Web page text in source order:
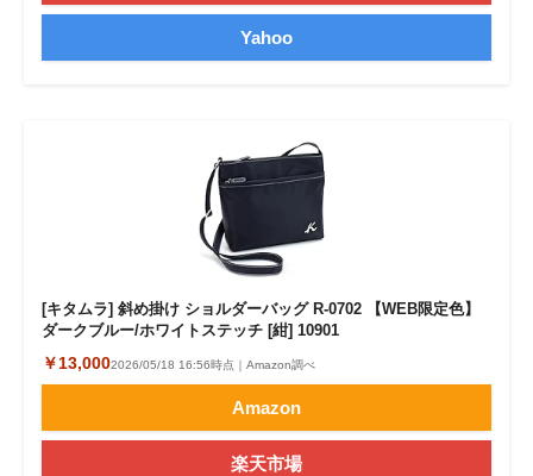
Yahoo
[キタムラ] 斜め掛け ショルダーバッグ R-0702 【WEB限定色】
ダークブルー/ホワイトステッチ [紺] 10901
￥13,0002026/05/18 16:56時点｜Amazon調べ
Amazon
楽天市場